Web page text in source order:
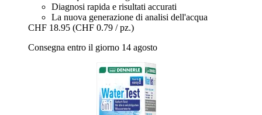
Diagnosi rapida e risultati accurati
La nuova generazione di analisi dell'acqua
CHF 18.95 (CHF 0.79 / pz.)
Consegna entro il giorno 14 agosto